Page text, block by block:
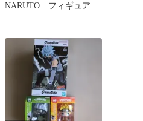
NARUTO フィギュア